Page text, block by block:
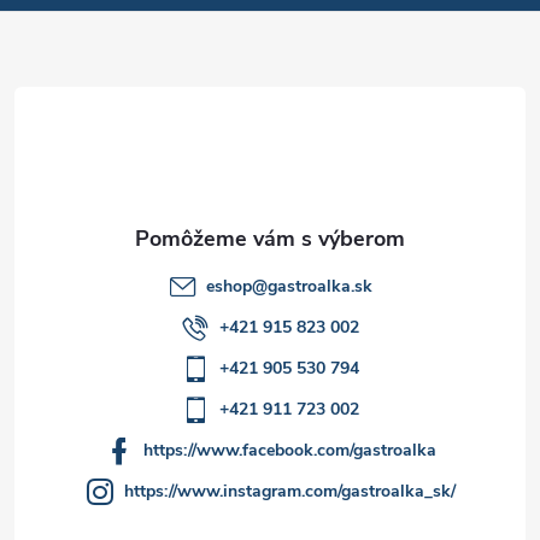
eshop@gastroalka.sk
+421 915 823 002
+421 905 530 794
+421 911 723 002
https://www.facebook.com/gastroalka
https://www.instagram.com/gastroalka_sk/